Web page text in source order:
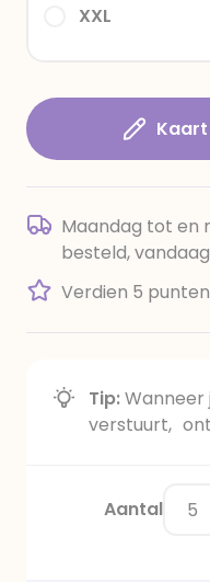
XXL
Maandag tot en
besteld,
Verdien 5
Tip:
verstuurt,
Aantal